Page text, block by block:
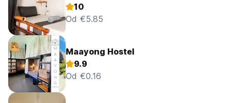
10
Od €5.85
Maayong Hostel
9.9
Od €0.16